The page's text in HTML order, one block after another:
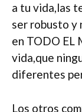
a tu vida,las
ser robusto y
en TODO EL
vida,que
diferentes
Los otros